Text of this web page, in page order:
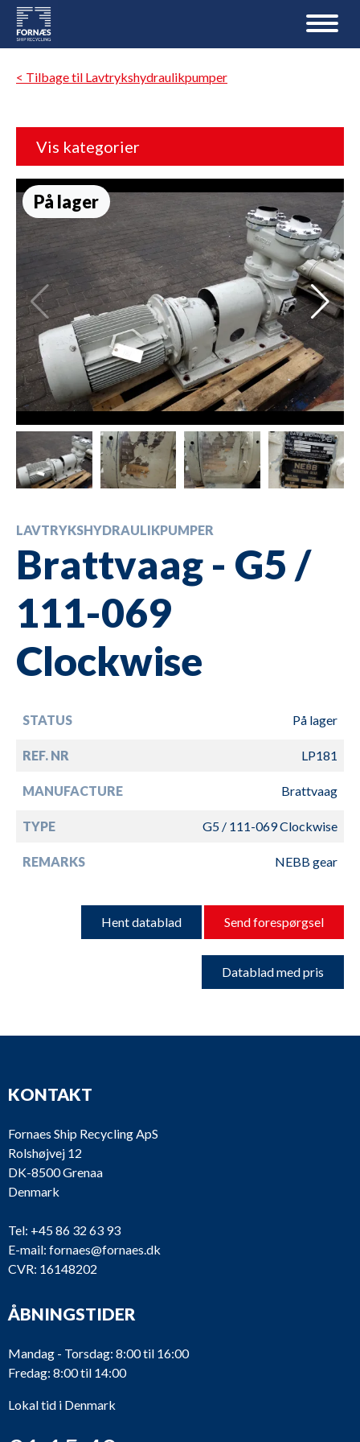
< Tilbage til Lavtrykshydraulikpumper
Vis kategorier
På lager
LAVTRYKSHYDRAULIKPUMPER
Brattvaag - G5 /
111-069
Clockwise
STATUS På lager
REF. NR LP181
MANUFACTURE Brattvaag
TYPE G5 / 111-069 Clockwise
REMARKS NEBB gear
Hent datablad Send forespørgsel
Datablad med pris
KONTAKT
Fornaes Ship Recycling ApS
Rolshøjvej 12
DK-8500 Grenaa
Denmark
Tel: +45 86 32 63 93
E-mail: fornaes@fornaes.dk
CVR: 16148202
ÅBNINGSTIDER
Mandag - Torsdag: 8:00 til 16:00
Fredag: 8:00 til 14:00
Lokal tid i Denmark